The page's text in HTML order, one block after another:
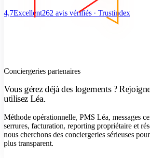
4,7Excellent262 avis vérifiés · Trustindex
Conciergeries partenaires
Vous gérez déjà des logements ?
utilisez Léa.
Méthode opérationnelle, PMS Léa, messages
serrures, facturation, reporting propriétaire et
nous cherchons des conciergeries sérieuses
plus transparent.